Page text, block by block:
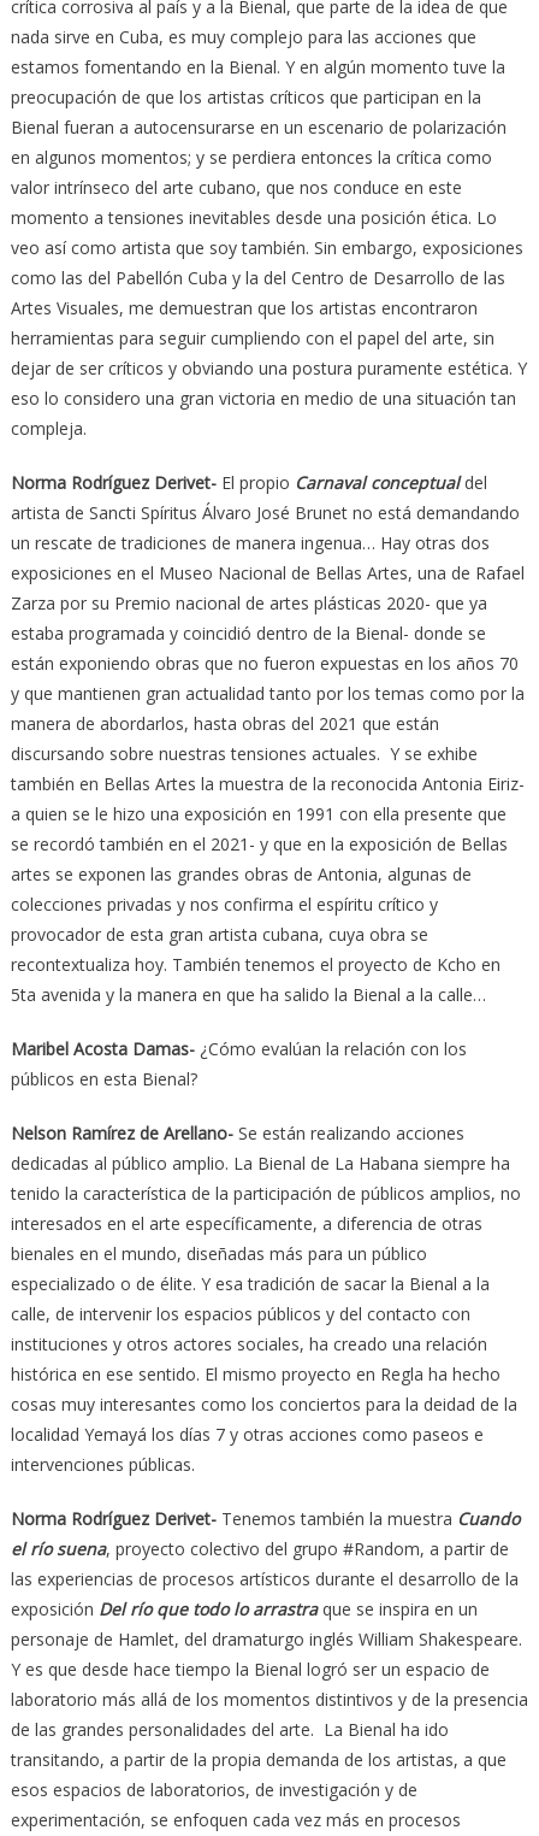
crítica corrosiva al país y a la Bienal, que parte de la idea de que
nada sirve en Cuba, es muy complejo para las acciones que
estamos fomentando en la Bienal. Y en algún momento tuve la
preocupación de que los artistas críticos que participan en la
Bienal fueran a autocensurarse en un escenario de polarización
en algunos momentos; y se perdiera entonces la crítica como
valor intrínseco del arte cubano, que nos conduce en este
momento a tensiones inevitables desde una posición ética. Lo
veo así como artista que soy también. Sin embargo, exposiciones
como las del Pabellón Cuba y la del Centro de Desarrollo de las
Artes Visuales, me demuestran que los artistas encontraron
herramientas para seguir cumpliendo con el papel del arte, sin
dejar de ser críticos y obviando una postura puramente estética. Y
eso lo considero una gran victoria en medio de una situación tan
compleja.
Norma Rodríguez Derivet-El propio Carnaval conceptualdel
artista de Sancti Spíritus Álvaro José Brunet no está demandando
un rescate de tradiciones de manera ingenua… Hay otras dos
exposiciones en el Museo Nacional de Bellas Artes, una de Rafael
Zarza por su Premio nacional de artes plásticas 2020- que ya
estaba programada y coincidió dentro de la Bienal- donde se
están exponiendo obras que no fueron expuestas en los años 70
y que mantienen gran actualidad tanto por los temas como por la
manera de abordarlos, hasta obras del 2021 que están
discursando sobre nuestras tensiones actuales. Y se exhibe
también en Bellas Artes la muestra de la reconocida Antonia Eiriz-
a quien se le hizo una exposición en 1991 con ella presente que
se recordó también en el 2021- y que en la exposición de Bellas
artes se exponen las grandes obras de Antonia, algunas de
colecciones privadas y nos confirma el espíritu crítico y
provocador de esta gran artista cubana, cuya obra se
recontextualiza hoy. También tenemos el proyecto de Kcho en
5ta avenida y la manera en que ha salido la Bienal a la calle…
Maribel Acosta Damas-¿Cómo evalúan la relación con los
públicos en esta Bienal?
Nelson Ramírez de Arellano-Se están realizando acciones
dedicadas al público amplio. La Bienal de La Habana siempre ha
tenido la característica de la participación de públicos amplios, no
interesados en el arte específicamente, a diferencia de otras
bienales en el mundo, diseñadas más para un público
especializado o de élite. Y esa tradición de sacar la Bienal a la
calle, de intervenir los espacios públicos y del contacto con
instituciones y otros actores sociales, ha creado una relación
histórica en ese sentido. El mismo proyecto en Regla ha hecho
cosas muy interesantes como los conciertos para la deidad de la
localidad Yemayá los días 7 y otras acciones como paseos e
intervenciones públicas.
Norma Rodríguez Derivet-Tenemos también la muestra Cuando
el río suena, proyecto colectivo del grupo #Random, a partir de
las experiencias de procesos artísticos durante el desarrollo de la
exposición Del río que todo lo arrastraque se inspira en un
personaje de Hamlet, del dramaturgo inglés William Shakespeare.
Y es que desde hace tiempo la Bienal logró ser un espacio de
laboratorio más allá de los momentos distintivos y de la presencia
de las grandes personalidades del arte. La Bienal ha ido
transitando, a partir de la propia demanda de los artistas, a que
esos espacios de laboratorios, de investigación y de
experimentación, se enfoquen cada vez más en procesos